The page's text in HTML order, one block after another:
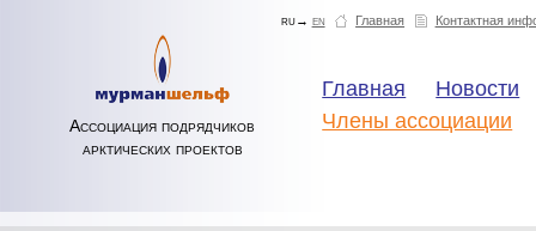
Ассоциация подрядчиков
арктических проектов
Контактная
Главная
ru→ en
Главная
Новости
Члены ассоциации